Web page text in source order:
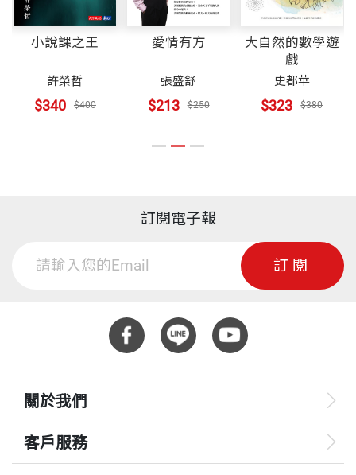
我停住不動，仔細端詳上面的鏽斑和漆點，欣賞它們
在遠方田野和山林襯托下的模樣。每一塊零件都訴說
自己的來龍去脈，在艱難和恐懼之中如何遭到遺棄，
而後又重新給找回來，現在終於聚在一起，我們都彷
的電線連接起來，這個動作我已
經在腦中預演了無數次。下方的群眾格格笑了起來，
「安靜，」有人說：「我們來看看這小子到底秀逗到
一陣風驟然吹起，掩蓋了底下的人聲，風逐漸增強，
轉為穩定的強風，攫住了我的運動衫，呼嘯穿過風塔
的木階。之前我用一根拗彎的鋼絲固定住風車的轉
述了一個出色的年輕人與他充滿好奇與創造力的心
靈。
Amy Smith，MIT D實驗室創辦人
威廉．坎寬巴擁有奇幻的力量，能把不幸轉化成原本
──Nicholas Negroponte，
MIT 媒體實驗室創辦人暨「每童一機」的創辦人與主
小說課之王
許榮哲
$340 $400
愛情有方
張盛舒
$213 $250
大自然的數學遊
戲
史都華
$323 $380
訂閱電子報
訂閱
關於我們
客戶服務